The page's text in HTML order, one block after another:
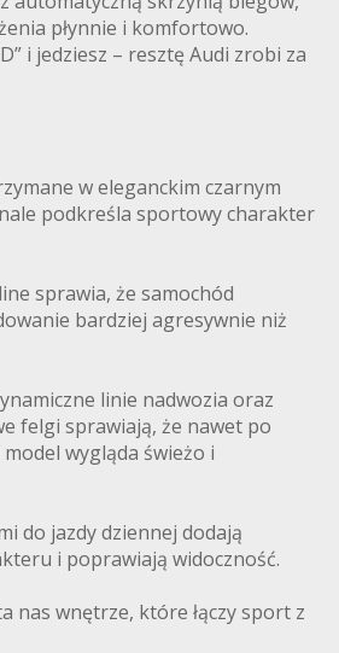
płynnie i komfortowo.
i jedziesz – resztę Audi zrobi za
w eleganckim czarnym
podkreśla sportowy charakter
sprawia, że samochód
bardziej agresywnie niż
linie nadwozia oraz
felgi sprawiają, że nawet po
wygląda świeżo i
do jazdy dziennej dodają
i poprawiają widoczność.
nas wnętrze, które łączy sport z